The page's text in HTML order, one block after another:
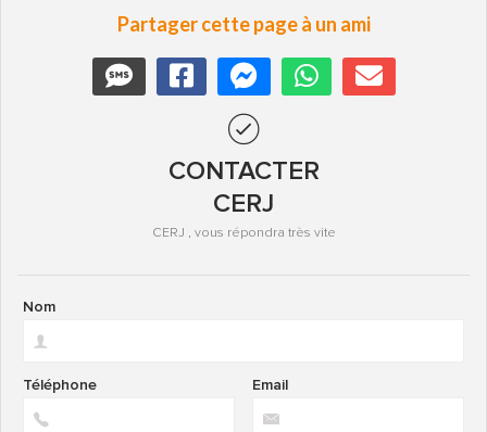
Partager cette page à un ami
CONTACTER
CERJ
CERJ , vous répondra très vite
Nom
Email
Téléphone